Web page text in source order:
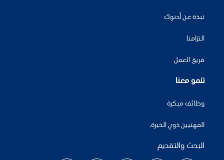
نبذة عن أدنوك
التزامنا
فريق العمل
تنمو معنا
وظائف مبكرة
المهنيين ذوي الخبرة.
البحث والتقديم